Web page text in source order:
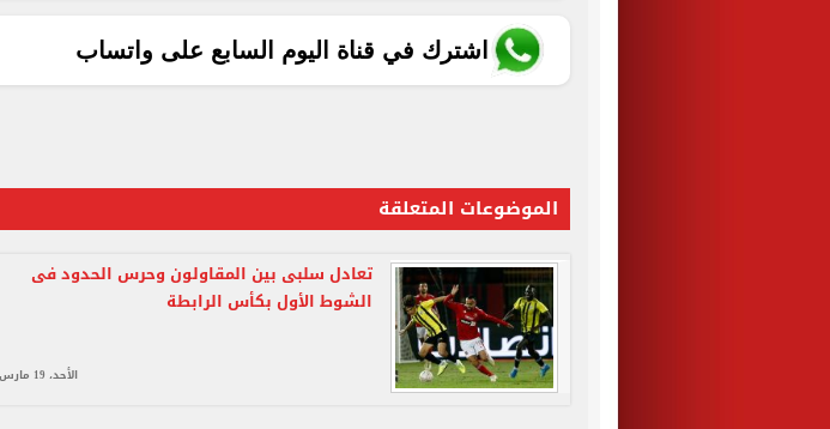
اشترك في قناة اليوم السابع على واتساب
الموضوعات المتعلقة
تعادل سلبى بين المقاولون وحرس الحدود فى
الشوط الأول بكأس الرابطة
الأحد، 19 مارس 2023 06:01 م